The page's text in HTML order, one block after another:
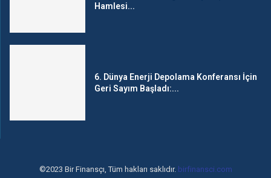
Hamlesi...
6. Dünya Enerji Depolama Konferansı İçin
Geri Sayım Başladı:...
©2023 Bir Finansçı, Tüm hakları saklıdır. birfinansci.com